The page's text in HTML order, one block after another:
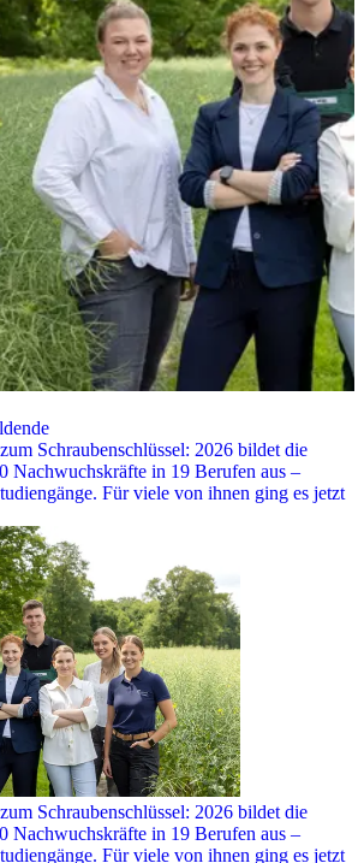
Schraubenschlüssel: 2026 bildet die
Nachwuchskräfte in 19 Berufen aus –
Für viele von ihnen ging es jetzt
Schraubenschlüssel: 2026 bildet die
Nachwuchskräfte in 19 Berufen aus –
Für viele von ihnen ging es jetzt